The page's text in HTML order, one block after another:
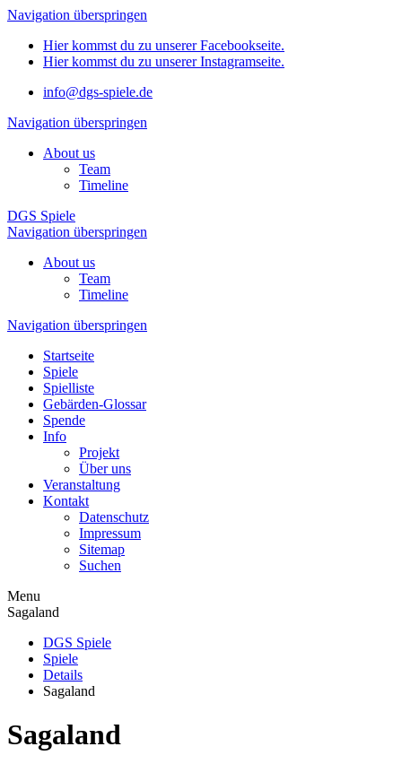
Navigation überspringen
Hier kommst du zu unserer Facebookseite.
Hier kommst du zu unserer Instagramseite.
info@dgs-spiele.de
Navigation überspringen
About us
Team
Timeline
DGS Spiele
Navigation überspringen
About us
Team
Timeline
Navigation überspringen
Startseite
Spiele
Spielliste
Gebärden-Glossar
Spende
Info
Projekt
Über uns
Veranstaltung
Kontakt
Datenschutz
Impressum
Sitemap
Suchen
Menu
Sagaland
DGS Spiele
Spiele
Details
Sagaland
Sagaland